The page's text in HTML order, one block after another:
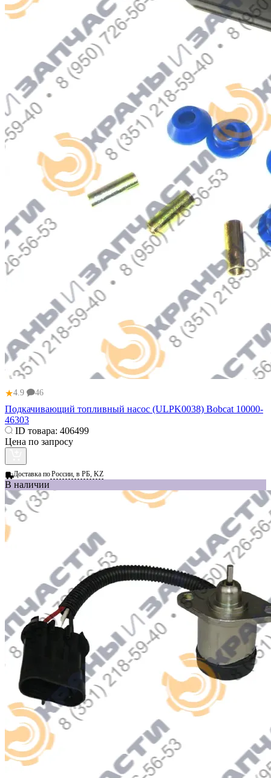
★4.9 46
Подкачивающий топливный насос (ULPK0038) Bobcat 10000-
46303
ID товара: 406499
Цена по запросу
Доставка поРоссии, в РБ, KZ
В наличии